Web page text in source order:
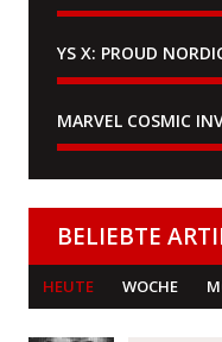
YS X: PROUD
MARVEL COSMIC
BELIEBTE
HEUTE WOCHE